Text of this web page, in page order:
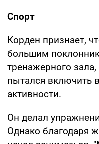
Спорт
Корден признает,
большим
тренажерного
пытался включить
активности.
Он делал
Однако благодаря